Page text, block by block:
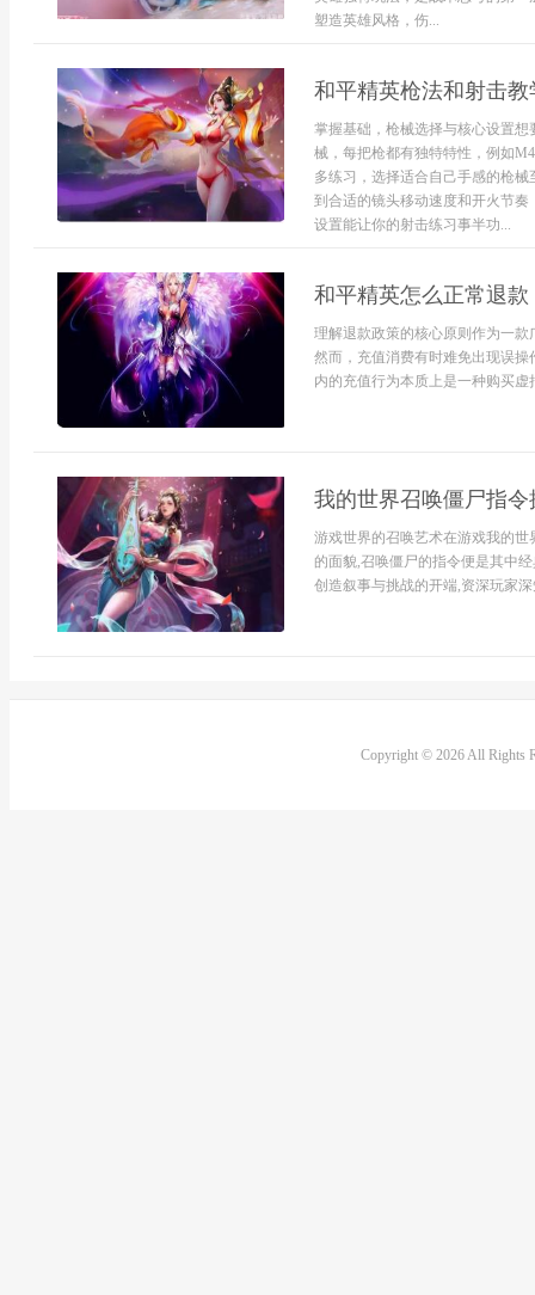
塑造英雄风格，伤...
和平精英枪法和射击
掌握基础，枪械选择与核心设置
械，每把枪都有独特特性，例如
多练习，选择适合自己手感的枪
到合适的镜头移动速度和开火节
设置能让你的射击练习事半功...
和平精英怎么正常退
理解退款政策的核心原则作为一
然而，充值消费有时难免出现误
内的充值行为本质上是一种购买
我的世界召唤僵尸指
游戏世界的召唤艺术在游戏我的
的面貌,召唤僵尸的指令便是其中
创造叙事与挑战的开端,资深玩家
Copyright © 2026 All Rights